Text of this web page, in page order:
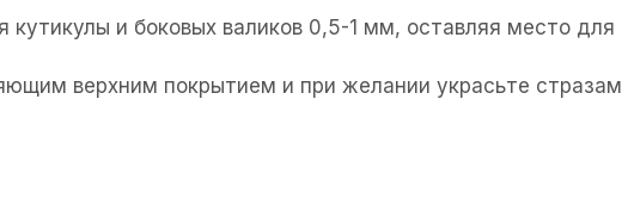
кутикулы и боковых валиков 0,5-1 мм, оставляя место для
верхним покрытием и при желании украсьте